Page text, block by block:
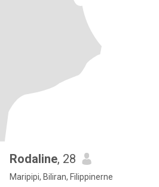
Rodaline, 28
Maripipi, Biliran, Filippinerne